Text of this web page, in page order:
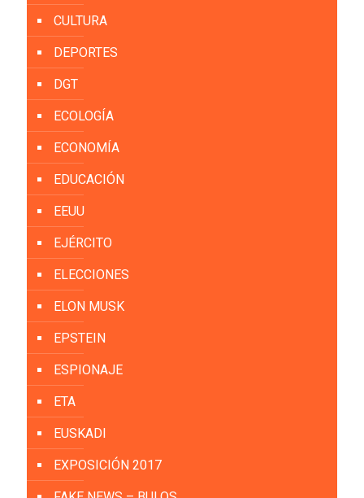
CULTURA
DEPORTES
DGT
ECOLOGÍA
ECONOMÍA
EDUCACIÓN
EEUU
EJÉRCITO
ELECCIONES
ELON MUSK
EPSTEIN
ESPIONAJE
ETA
EUSKADI
EXPOSICIÓN 2017